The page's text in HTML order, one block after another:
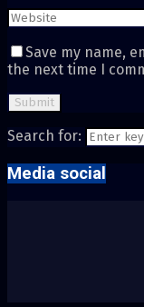
Save my name,
the next time I
Search for:
Media social